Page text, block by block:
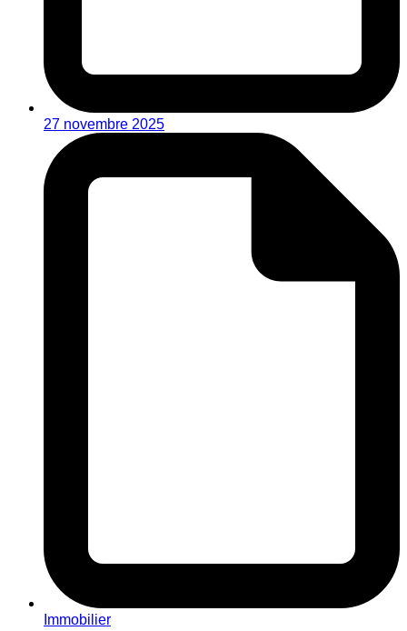
27 novembre 2025
Immobilier